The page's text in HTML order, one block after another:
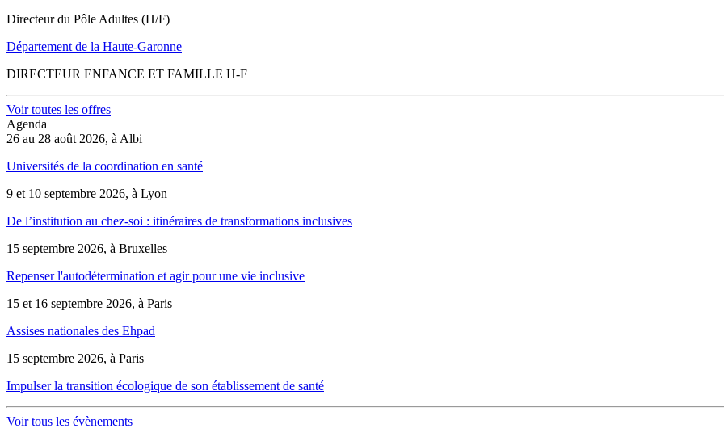
Directeur du Pôle Adultes (H/F)
Département de la Haute-Garonne
DIRECTEUR ENFANCE ET FAMILLE H-F
Voir toutes les offres
Agenda
26 au 28 août 2026, à Albi
Universités de la coordination en santé
9 et 10 septembre 2026, à Lyon
De l’institution au chez-soi : itinéraires de transformations inclusives
15 septembre 2026, à Bruxelles
Repenser l'autodétermination et agir pour une vie inclusive
15 et 16 septembre 2026, à Paris
Assises nationales des Ehpad
15 septembre 2026, à Paris
Impulser la transition écologique de son établissement de santé
Voir tous les évènements